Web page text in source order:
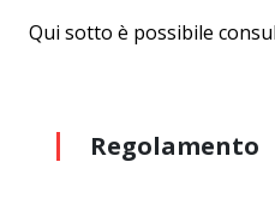
Qui sotto è possibile
Regolamento